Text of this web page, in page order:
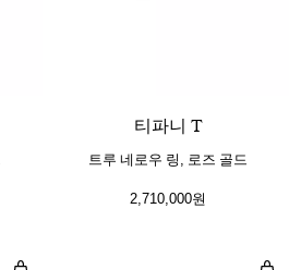
티파니 T
트루 네로우 링, 로즈 골드
2,710,000원